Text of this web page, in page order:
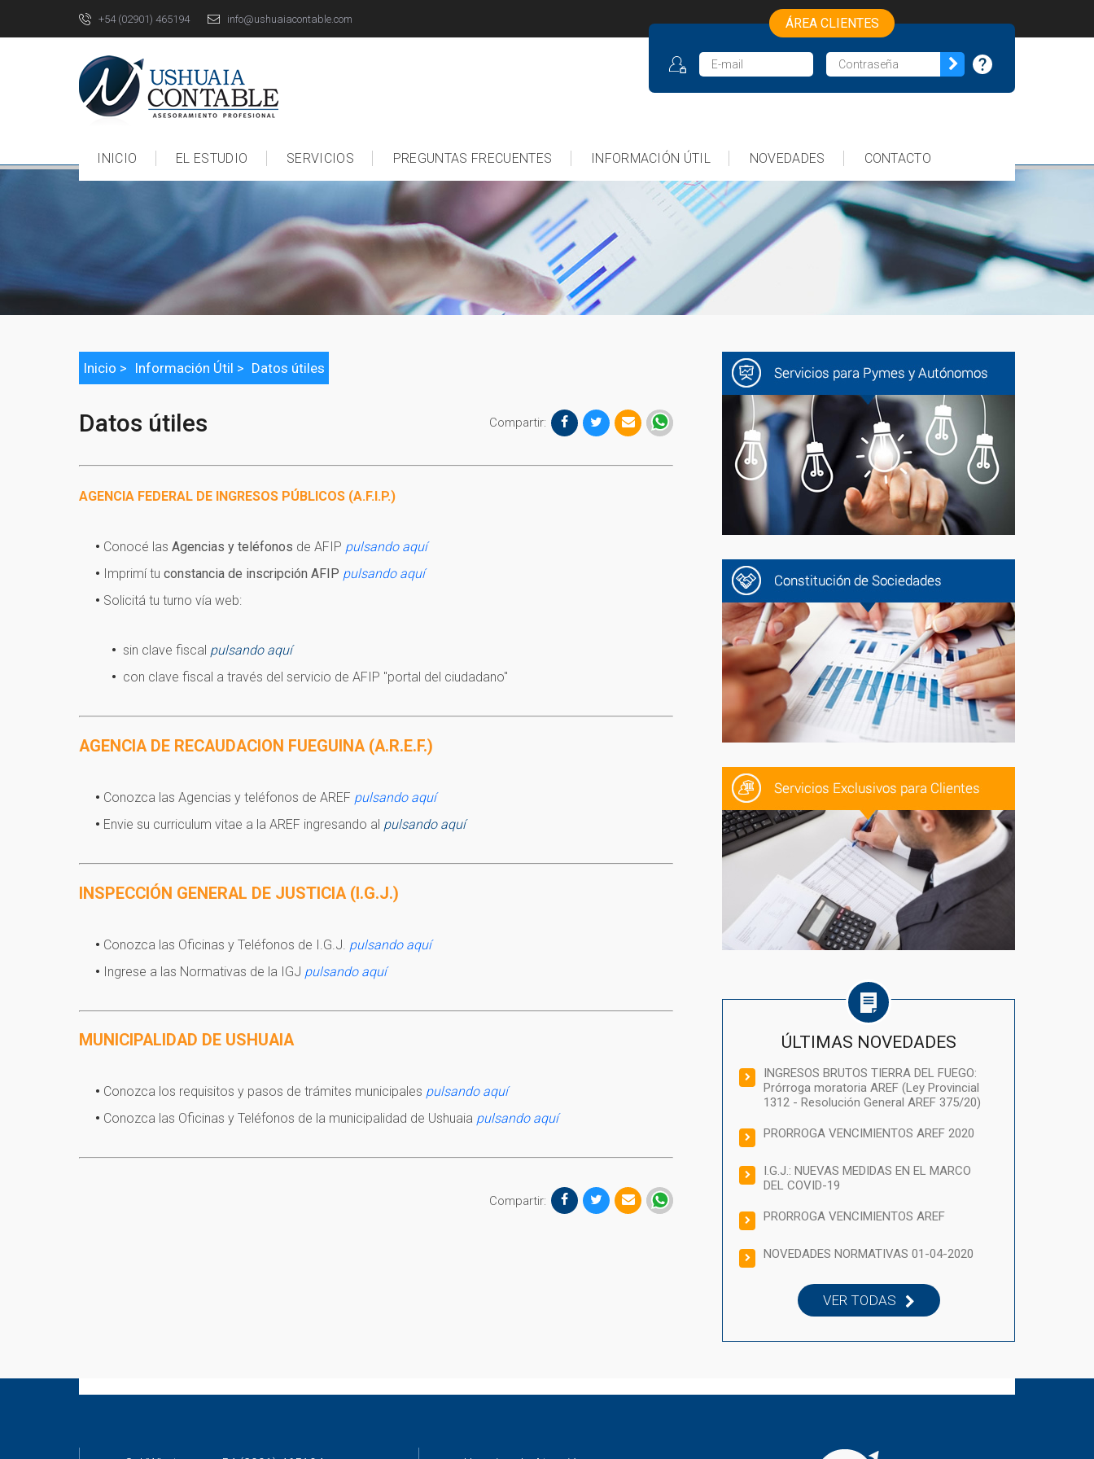
+54 (02901) 465194 info@ushuaiacontable.com ÁREA CLIENTES
INICIO EL ESTUDIO SERVICIOS PREGUNTAS FRECUENTES INFORMACIÓN ÚTIL NOVEDADES CONTACTO
Inicio > Información Útil > Datos útiles
Datos útiles Compartir:
AGENCIA FEDERAL DE INGRESOS PÚBLICOS (A.F.I.P.)
Conocé las Agencias y teléfonos de AFIP pulsando aquí
Imprimí tu constancia de inscripción AFIP pulsando aquí
Solicitá tu turno vía web:
sin clave fiscal pulsando aquí
con clave fiscal a través del servicio de AFIP "portal del ciudadano"
AGENCIA DE RECAUDACION FUEGUINA (A.R.E.F.)
Conozca las Agencias y teléfonos de AREF pulsando aquí
Envie su curriculum vitae a la AREF ingresando al pulsando aquí
INSPECCIÓN GENERAL DE JUSTICIA (I.G.J.)
Conozca las Oficinas y Teléfonos de I.G.J. pulsando aquí
Ingrese a las Normativas de la IGJ pulsando aquí
MUNICIPALIDAD DE USHUAIA
Conozca los requisitos y pasos de trámites municipales pulsando aquí
Conozca las Oficinas y Teléfonos de la municipalidad de Ushuaia pulsando aquí
Compartir:
ÚLTIMAS NOVEDADES
INGRESOS BRUTOS TIERRA DEL FUEGO:
Prórroga moratoria AREF (Ley Provincial
1312 - Resolución General AREF 375/20)
PRORROGA VENCIMIENTOS AREF 2020
I.G.J.: NUEVAS MEDIDAS EN EL MARCO
DEL COVID-19
PRORROGA VENCIMIENTOS AREF
NOVEDADES NORMATIVAS 01-04-2020
VER TODAS